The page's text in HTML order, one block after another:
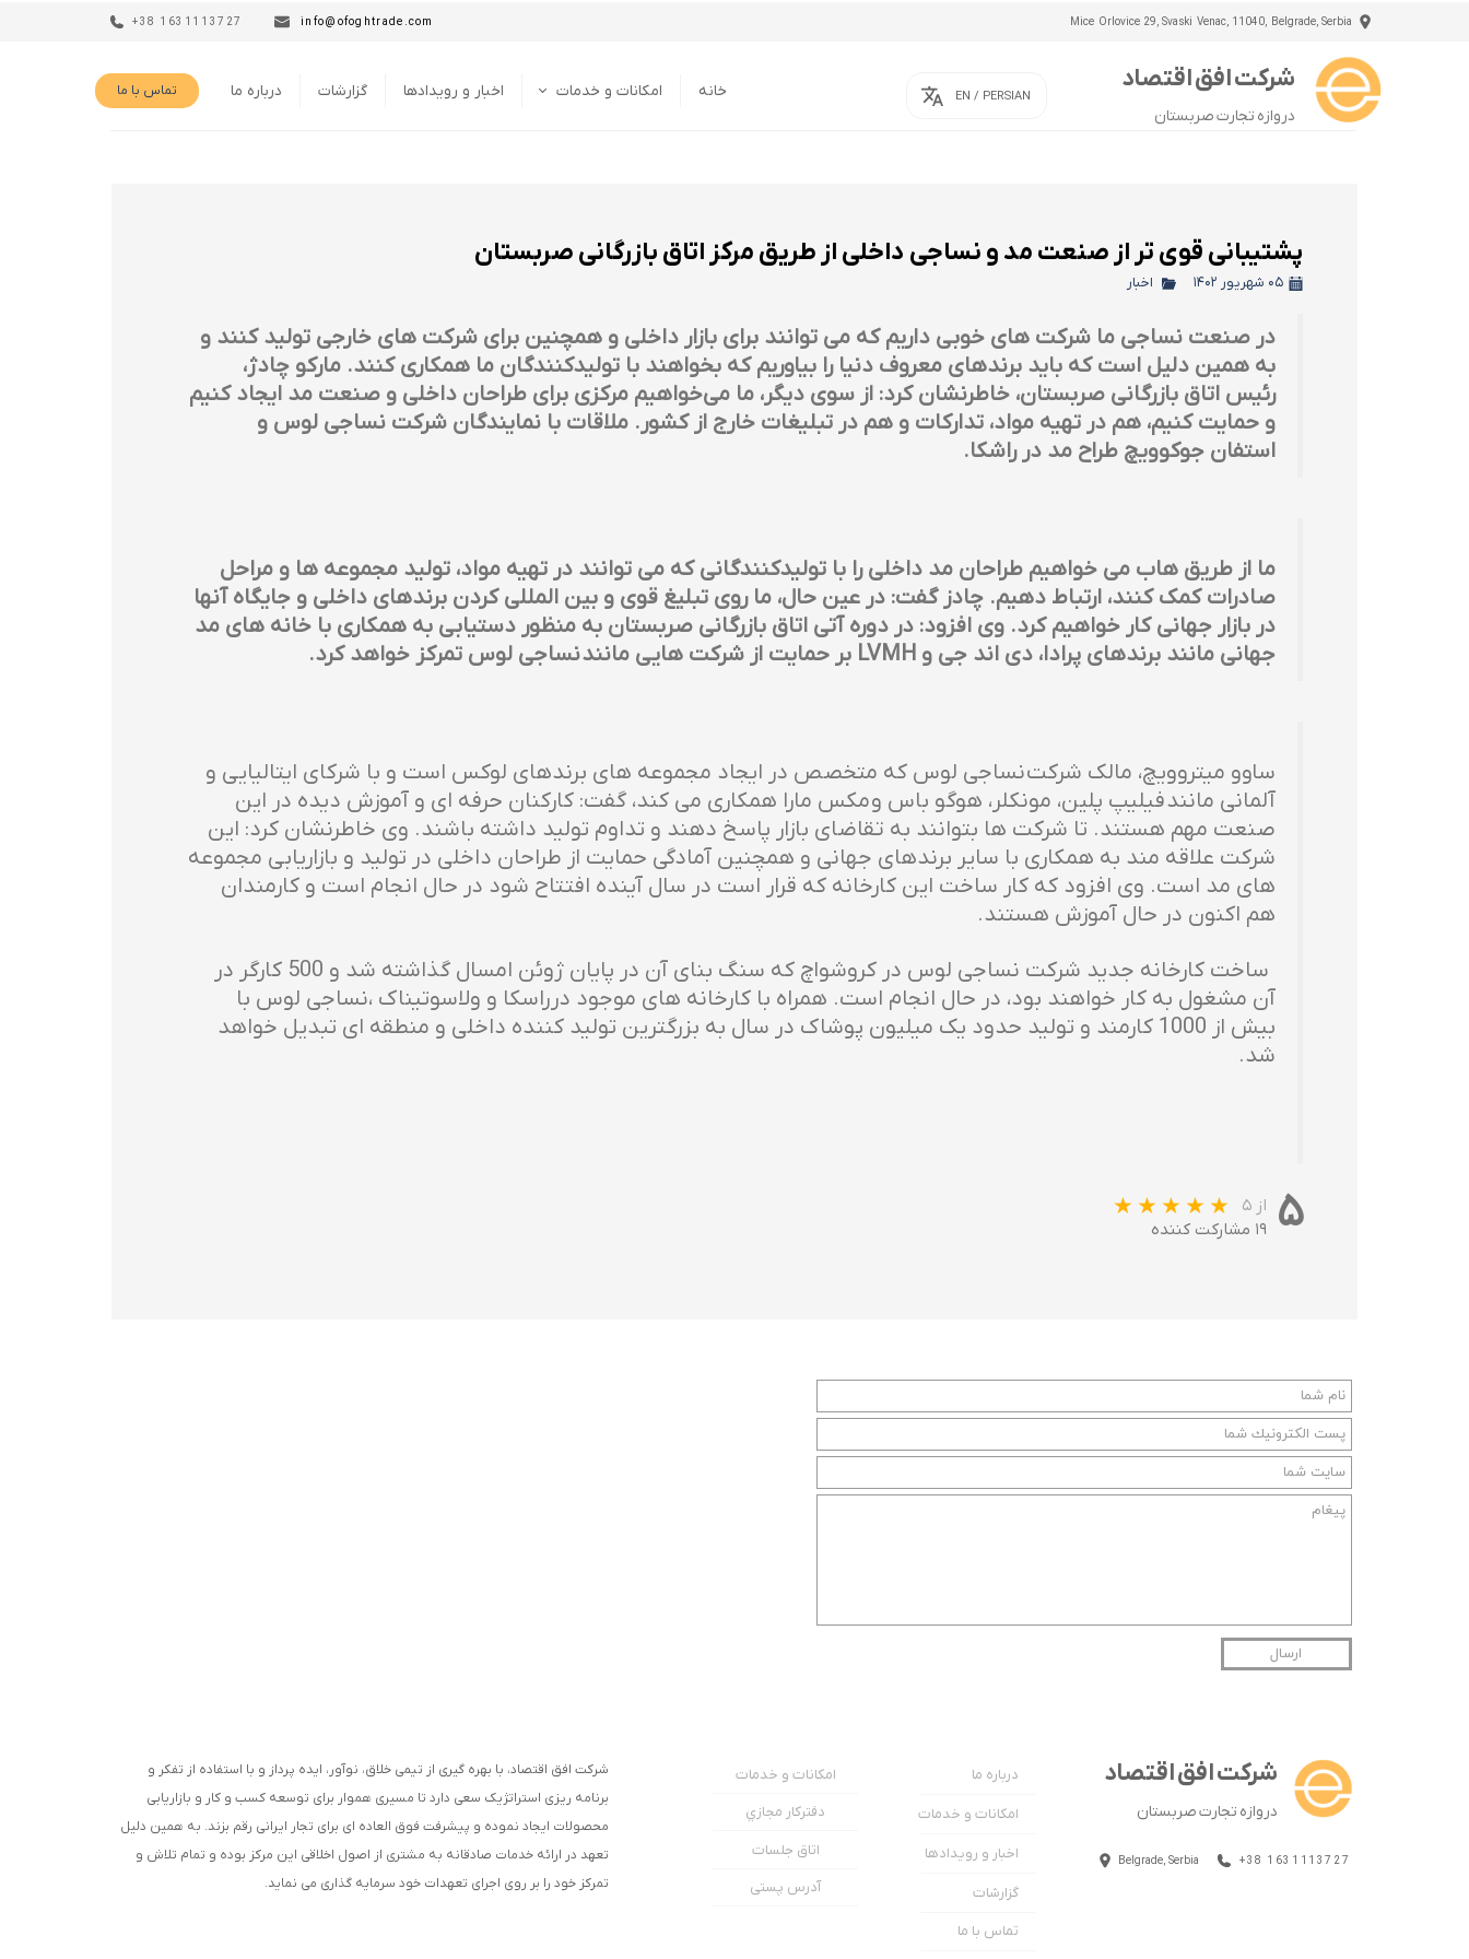
+38 1631113727 info@ofoghtrade.com Mice Orlovice 29, Svaski Venac, 11040, Belgrade, Serbia
شرکت افق اقتصاد
دروازه تجارت صربستان
خانه امکانات و خدمات اخبار و رویدادها گزارشات درباره ما تماس با ما EN / PERSIAN
پشتیبانی قوی تر از صنعت مد و نساجی داخلی از طریق مرکز اتاق بازرگانی صربستان
۰۵ شهریور ۱۴۰۲ اخبار
در صنعت نساجی ما شرکت های خوبی داریم که می توانند برای بازار داخلی و همچنین برای شرکت های خارجی تولید کنند و
به همین دلیل است که باید برندهای معروف دنیا را بیاوریم که بخواهند با تولیدکنندگان ما همکاری کنند. مارکو چادژ،
رئیس اتاق بازرگانی صربستان، خاطرنشان کرد: از سوی دیگر، ما می‌خواهیم مرکزی برای طراحان داخلی و صنعت مد ایجاد کنیم
و حمایت کنیم، هم در تهیه مواد، تدارکات و هم در تبلیغات خارج از کشور. ملاقات با نمایندگان شرکت نساجی لوس و
استفان جوکوویچ طراح مد در راشکا.
ما از طریق هاب می خواهیم طراحان مد داخلی را با تولیدکنندگانی که می توانند در تهیه مواد، تولید مجموعه ها و مراحل
صادرات کمک کنند، ارتباط دهیم. چادز گفت: در عین حال، ما روی تبلیغ قوی و بین المللی کردن برندهای داخلی و جایگاه آنها
در بازار جهانی کار خواهیم کرد. وی افزود: در دوره آتی اتاق بازرگانی صربستان به منظور دستیابی به همکاری با خانه های مد
جهانی مانند برندهای پرادا، دی اند جی و LVMH بر حمایت از شرکت هایی مانند نساجی لوس تمرکز خواهد کرد.
ساوو میتروویچ، مالک شرکت نساجی لوس که متخصص در ایجاد مجموعه های برندهای لوکس است و با شرکای ایتالیایی و
آلمانی مانند فیلیپ پلین، مونکلر، هوگو باس و مکس مارا همکاری می کند، گفت: کارکنان حرفه ای و آموزش دیده در این
صنعت مهم هستند. تا شرکت ها بتوانند به تقاضای بازار پاسخ دهند و تداوم تولید داشته باشند. وی خاطرنشان کرد: این
شرکت علاقه مند به همکاری با سایر برندهای جهانی و همچنین آمادگی حمایت از طراحان داخلی در تولید و بازاریابی مجموعه
های مد است. وی افزود که کار ساخت این کارخانه که قرار است در سال آینده افتتاح شود در حال انجام است و کارمندان
هم اکنون در حال آموزش هستند.
ساخت کارخانه جدید شرکت نساجی لوس در کروشواچ که سنگ بنای آن در پایان ژوئن امسال گذاشته شد و 500 کارگر در
آن مشغول به کار خواهند بود، در حال انجام است. همراه با کارخانه های موجود در راسکا و ولاسوتیناک ،نساجی لوس با
بیش از 1000 کارمند و تولید حدود یک میلیون پوشاک در سال به بزرگترین تولید کننده داخلی و منطقه ای تبدیل خواهد
شد.
۵ از ۵
۱۹ مشارکت کننده
ارسال
شرکت افق اقتصاد
دروازه تجارت صربستان
Belgrade, Serbia +38 1631113727
درباره ما
امکانات و خدمات
اخبار و رویدادها
گزارشات
تماس با ما
امکانات و خدمات
دفترکار مجازي
اتاق جلسات
آدرس پستی
شرکت افق اقتصاد، با بهره گیری از تیمی خلاق، نوآور، ایده پرداز و با استفاده از تفکر و
برنامه ریزی استراتژیک سعی دارد تا مسیری هموار برای توسعه کسب و کار و بازاریابی
محصولات ایجاد نموده و پیشرفت فوق العاده ای برای تجار ایرانی رقم بزند. به همین دلیل
تعهد در ارائه خدمات صادقانه به مشتری از اصول اخلاقی این مرکز بوده و تمام تلاش و
تمرکز خود را بر روی اجرای تعهدات خود سرمایه گذاری می نماید.